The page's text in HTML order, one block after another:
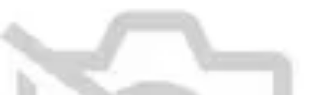
Astuces et Conseils
Choisir un Plombier
plomberie
Conseils Pratiques
Plombier Disponible